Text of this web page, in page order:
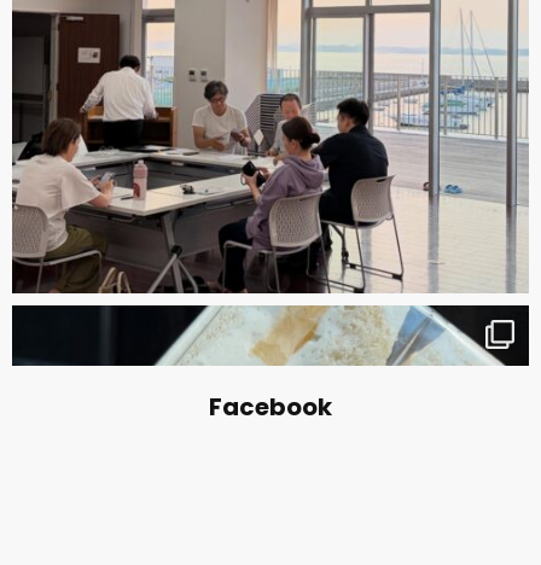
Facebook